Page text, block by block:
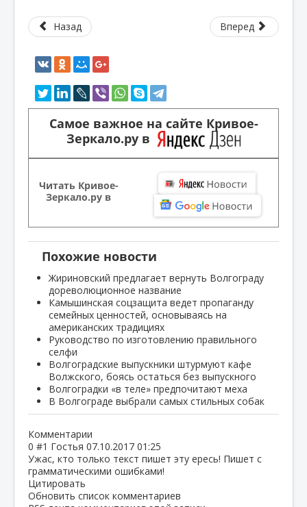
Назад Вперед
Самое важное на сайте Кривое-
Зеркало.ру в
Читать Кривое-
Зеркало.ру в
Похожие новости
Жириновский предлагает вернуть Волгограду
дореволюционное название
Камышинская соцзащита ведет пропаганду
семейных ценностей, основываясь на
американских традициях
Руководство по изготовлению правильного
селфи
Волгоградские выпускники штурмуют кафе
Волжского, боясь остаться без выпускного
Волгоградки «в теле» предпочитают меха
В Волгограде выбрали самых стильных собак
Комментарии
0 #1 Гостья 07.10.2017 01:25
Ужас, кто только текст пишет эту ересь! Пишет с
грамматическими ошибками!
Цитировать
Обновить список комментариев